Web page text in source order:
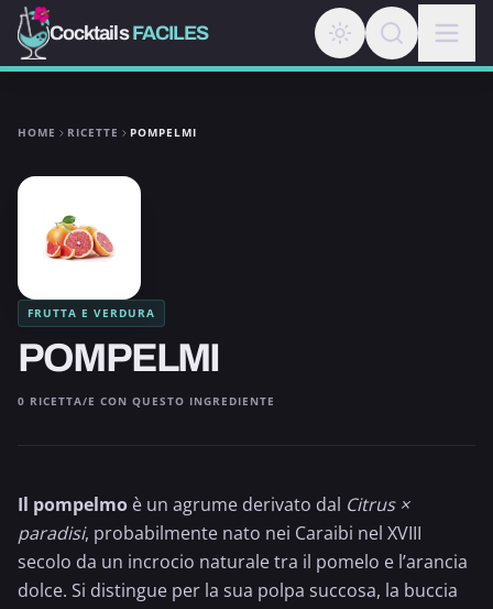
CocktailsFACILES
HOME RICETTE POMPELMI
FRUTTA E VERDURA
POMPELMI
0 RICETTA/E CON QUESTO INGREDIENTE
Il pompelmo è un agrume derivato dal Citrus ×
paradisi, probabilmente nato nei Caraibi nel XVIII
secolo da un incrocio naturale tra il pomelo e l’arancia
dolce. Si distingue per la sua polpa succosa, la buccia